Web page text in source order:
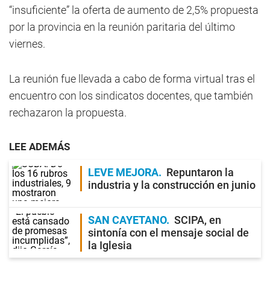
“insuficiente” la oferta de aumento de 2,5% propuesta
por la provincia en la reunión paritaria del último
viernes.
La reunión fue llevada a cabo de forma virtual tras el
encuentro con los sindicatos docentes, que también
rechazaron la propuesta.
LEE ADEMÁS
LEVE MEJORA
Repuntaron la
industria y la construcción en junio
SAN CAYETANO
SCIPA, en
sintonía con el mensaje social de
la Iglesia